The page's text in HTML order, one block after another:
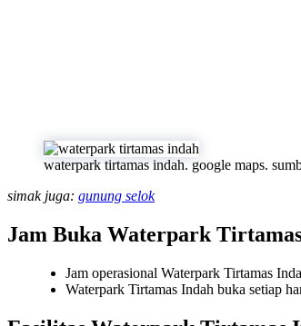
waterpark tirtamas indah. google maps.
simak juga: gunung selok
Jam Buka Waterpark
Jam operasional Waterpark Tirtamas
Waterpark Tirtamas Indah buka setiap